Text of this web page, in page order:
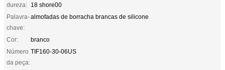
dureza: 18 shore00
Palavra-
chave:
almofadas de borracha brancas de silicone
Cor:
branco
Número
da peça:
TIF160-30-06US